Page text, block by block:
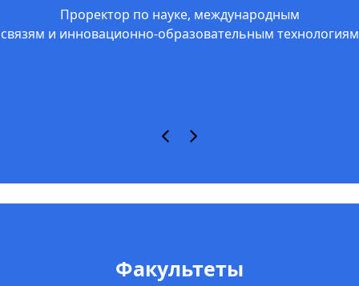
Проректор по науке, международным
связям и инновационно-образовательным технологиям
Факультеты